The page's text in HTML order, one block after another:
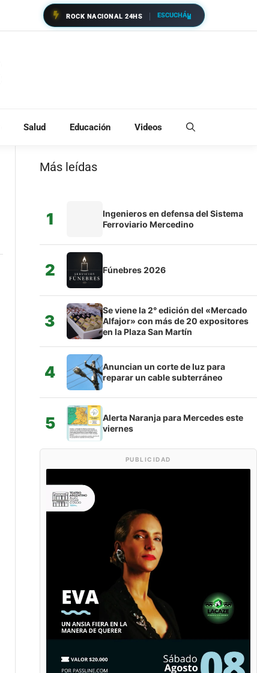
ROCK NACIONAL 24HS ESCUCHÁ
Salud Educación Videos
Más leídas
1
Ingenieros en defensa del Sistema
Ferroviario Mercedino
2 Fúnebres 2026
3
Se viene la 2° edición del «Mercado
Alfajor» con más de 20 expositores
en la Plaza San Martín
4
Anuncian un corte de luz para
reparar un cable subterráneo
5
Alerta Naranja para Mercedes este
viernes
PUBLICIDAD